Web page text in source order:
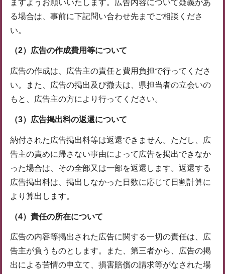
ますようお願いいたします。広告内容について疑義があ
る場合は、事前に下記問い合わせ先までご相談くださ
い。
（2） 広告の作成費用等について
広告の作成は、広告主の責任と費用負担で行ってくださ
い。また、広告の掲出及び撤去は、県担当者の立会いの
もと、広告主の方により行ってください。
（3） 広告掲出料の返還について
納付された広告掲出料等は返還できません。ただし、広
告主の責めに帰さない事由によって広告を掲出できなか
った場合は、その全部又は一部を返還します。返還する
広告掲出料は、掲出しなかった日数に応じて日割計算に
より算出します。
（4） 責任の所在について
広告の内容等掲出された広告に関する一切の責任は、広
告主が負うものとします。また、第三者から、広告の掲
出による苦情の申立て、損害賠償の請求等がなされた場